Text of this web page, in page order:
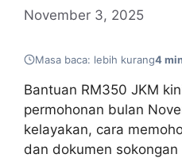
November 3, 2025
Masa baca: lebih kurang4
Bantuan RM350 JKM
permohonan bulan
kelayakan, cara
dan dokumen